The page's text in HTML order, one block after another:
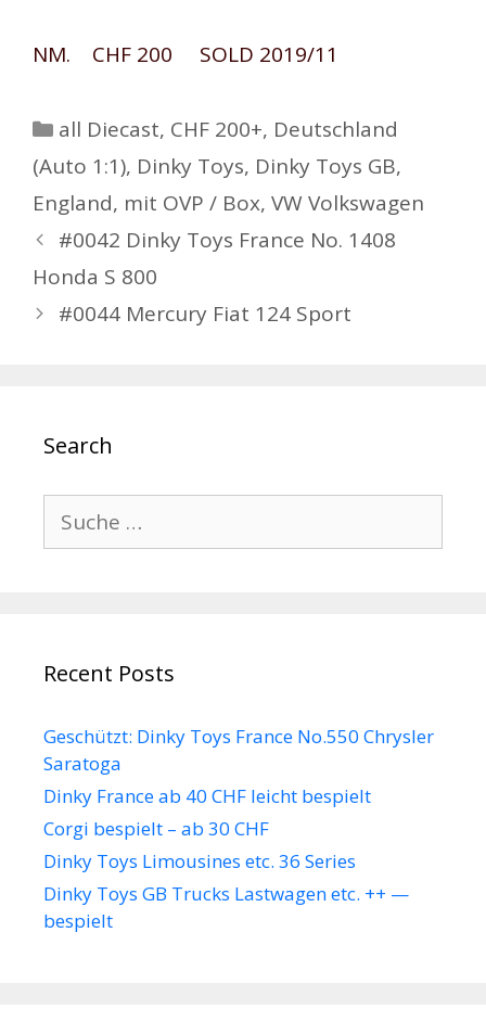
NM. CHF 200 SOLD 2019/11
Kategorien
all Diecast, CHF 200+, Deutschland
(Auto 1:1), Dinky Toys, Dinky Toys GB,
England, mit OVP / Box, VW Volkswagen
Beitrags-
Navigation
#0042 Dinky Toys France No. 1408
Honda S 800
#0044 Mercury Fiat 124 Sport
Search
nach:
Recent Posts
Geschützt: Dinky Toys France No.550 Chrysler
Saratoga
Dinky France ab 40 CHF leicht bespielt
Corgi bespielt – ab 30 CHF
Dinky Toys Limousines etc. 36 Series
Dinky Toys GB Trucks Lastwagen etc. ++ —
bespielt